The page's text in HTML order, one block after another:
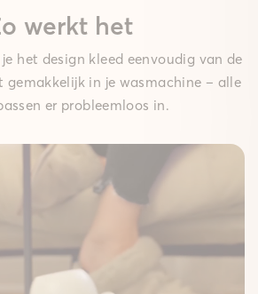
werkt het
het design kleed eenvoudig van de
gemakkelijk in je wasmachine – alle
er probleemloos in.